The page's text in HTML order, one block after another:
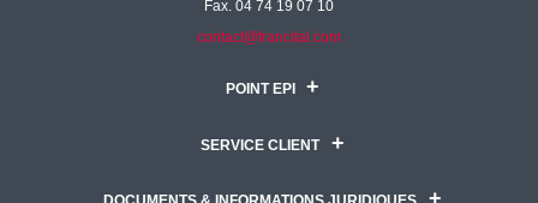
Fax. 04 74 19 07 10
contact@francital.com
POINT EPI
SERVICE CLIENT